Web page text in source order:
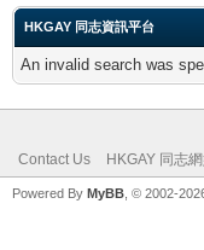
HKGAY 同志資訊平台
An invalid search was
Contact Us HKGAY 同志
Powered By MyBB , © 2002-